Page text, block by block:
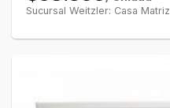
Sucursal Weitzler: Casa Matriz